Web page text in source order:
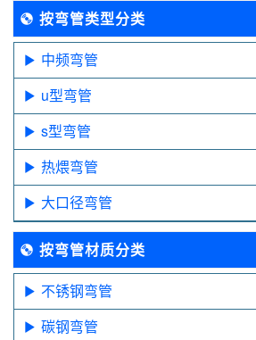
按弯管类型分类
中频弯管
u型弯管
s型弯管
热煨弯管
大口径弯管
按弯管材质分类
不锈钢弯管
碳钢弯管